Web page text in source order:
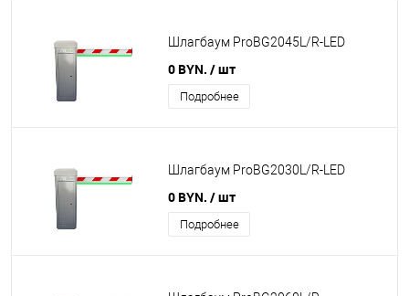
Шлагбаум ProBG2045L/R-LED
0 BYN. / шт
Подробнее
Шлагбаум ProBG2030L/R-LED
0 BYN. / шт
Подробнее